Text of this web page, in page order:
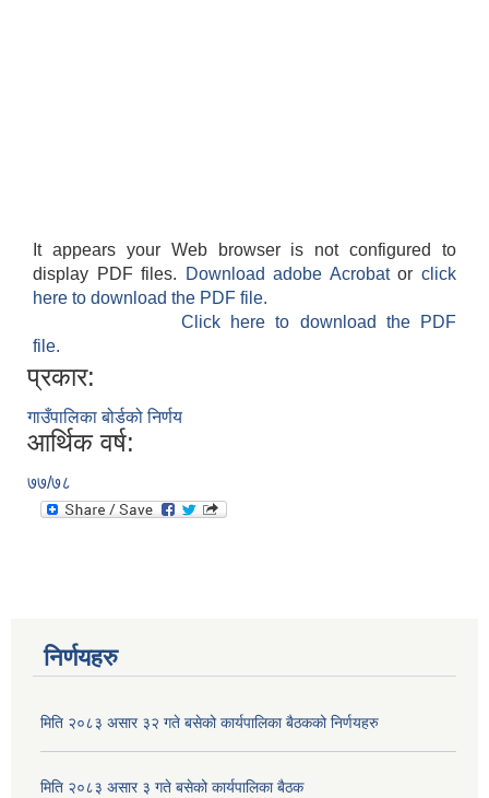
It appears your Web browser is not configured to
display PDF files.
Download adobe Acrobatorclick
here to download the PDF file.
Click here to download the PDF
file.
प्रकार:
गाउँपालिका बोर्डको निर्णय
आर्थिक वर्ष:
७७/७८
निर्णयहरु
मिति २०८३ असार ३२ गते बसेको कार्यपालिका बैठकको निर्णयहरु
मिति २०८३ असार ३ गते बसेको कार्यपालिका बैठक